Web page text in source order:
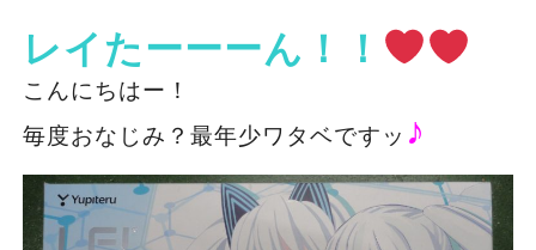
レイたーーーん！！
こんにちはー！
毎度おなじみ？最年少ワタベですッ ♪